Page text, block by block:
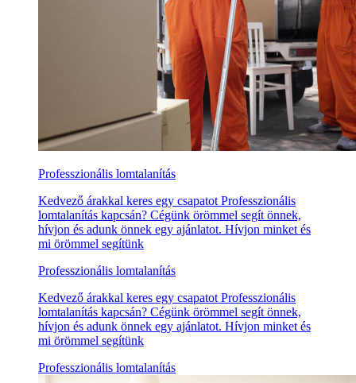
Professzionális lomtalanítás
Kedvező árakkal keres egy csapatot Professzionális
lomtalanítás kapcsán? Cégünk örömmel segít önnek,
hívjon és adunk önnek egy ajánlatot. Hívjon minket és
mi örömmel segítünk
Professzionális lomtalanítás
Kedvező árakkal keres egy csapatot Professzionális
lomtalanítás kapcsán? Cégünk örömmel segít önnek,
hívjon és adunk önnek egy ajánlatot. Hívjon minket és
mi örömmel segítünk
Professzionális lomtalanítás